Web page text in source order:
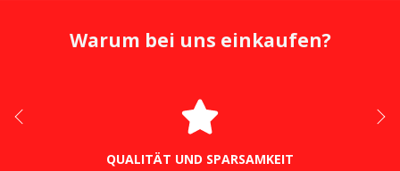
Warum bei uns einkaufen?
QUALITÄT UND SPARSAMKEIT